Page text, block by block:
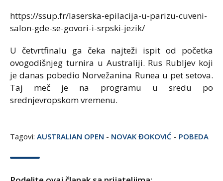
https://ssup.fr/laserska-epilacija-u-parizu-cuveni-
salon-gde-se-govori-i-srpski-jezik/
U četvrtfinalu ga čeka najteži ispit od početka
ovogodišnjeg turnira u Australiji. Rus Rubljev koji
je danas pobedio Norvežanina Runea u pet setova.
Taj meč je na programu u sredu po
srednjevropskom vremenu.
Tagovi: AUSTRALIAN OPEN - NOVAK ĐOKOVIĆ - POBEDA